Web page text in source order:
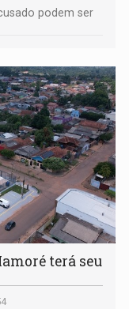
podem ser
terá seu